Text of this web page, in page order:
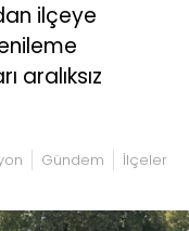
ilçeye
aralıksız
Gündem İlçeler